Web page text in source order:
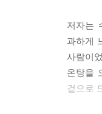
저자는
과하게
사람이
온탕을
겉으로